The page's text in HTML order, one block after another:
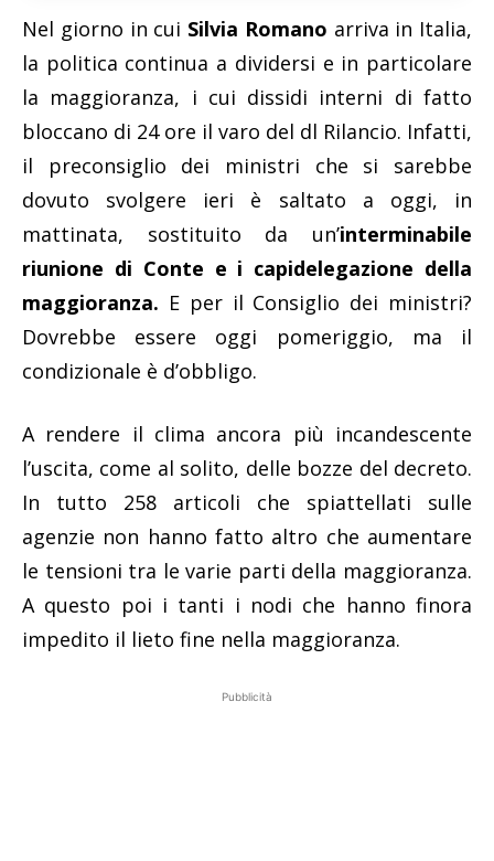
Nel giorno in cui Silvia Romano arriva in Italia,
la politica continua a dividersi e in particolare
la maggioranza, i cui dissidi interni di fatto
bloccano di 24 ore il varo del dl Rilancio. Infatti,
il preconsiglio dei ministri che si sarebbe
dovuto svolgere ieri è saltato a oggi, in
mattinata, sostituito da un’interminabile
riunione di Conte e i capidelegazione della
maggioranza. E per il Consiglio dei ministri?
Dovrebbe essere oggi pomeriggio, ma il
condizionale è d’obbligo.
A rendere il clima ancora più incandescente
l’uscita, come al solito, delle bozze del decreto.
In tutto 258 articoli che spiattellati sulle
agenzie non hanno fatto altro che aumentare
le tensioni tra le varie parti della maggioranza.
A questo poi i tanti i nodi che hanno finora
impedito il lieto fine nella maggioranza.
Pubblicità